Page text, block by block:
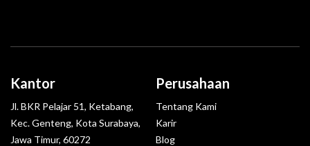
Kantor
Jl. BKR Pelajar 51, Ketabang,
Kec. Genteng, Kota Surabaya,
Jawa Timur, 60272
Perusahaan
Tentang Kami
Karir
Blog